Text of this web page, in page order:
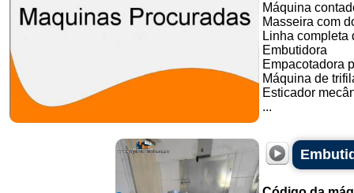
Máquina
Masseira com
Linha completa
Embutidora
Empacotadora
Máquina de
Esticador
...